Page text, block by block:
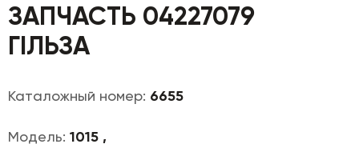
ЗАПЧАСТЬ 04227079
ГІЛЬЗА
Каталожный номер: 6655
Модель: 1015 ,